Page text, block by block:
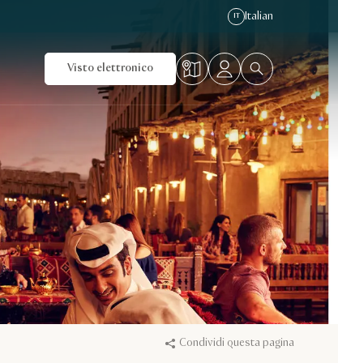
IT Italian
Visto elettronico
Condividi questa pagina